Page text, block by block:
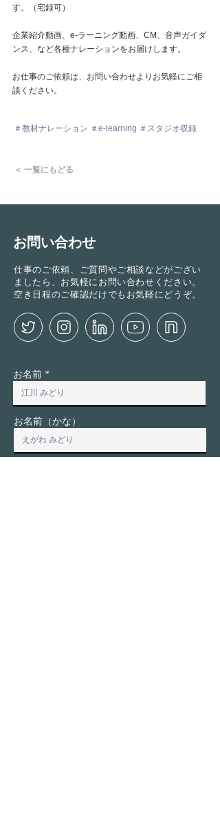
す。（宅録可）
企業紹介動画、e-ラーニング動画、CM、音声ガイダ
ンス、など各種ナレーションをお届けします。
お仕事のご依頼は、お問い合わせよりお気軽にご相
談ください。
＃教材ナレーション ＃e-learning ＃スタジオ収録
＜ 一覧にもどる
お問い合わせ
仕事のご依頼、ご質問やご相談などがござい
ましたら、お気軽にお問い合わせください。
空き日程のご確認だけでもお気軽にどうぞ。
お名前
お名前（かな）